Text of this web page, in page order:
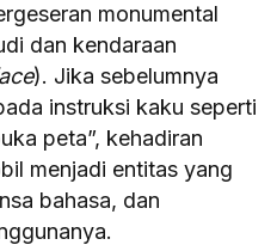
monumental
dan kendaraan
). Jika sebelumnya
instruksi kaku seperti
peta”, kehadiran
menjadi entitas yang
bahasa, dan